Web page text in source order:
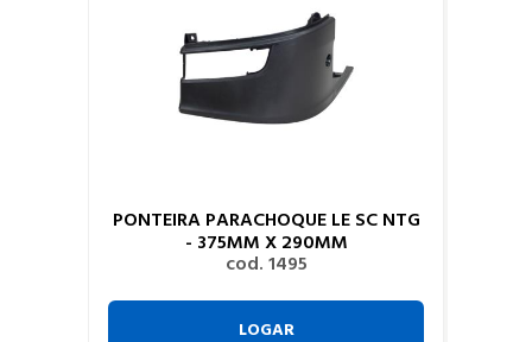
PONTEIRA PARACHOQUE LE SC NTG
- 375MM X 290MM
cod. 1495
LOGAR